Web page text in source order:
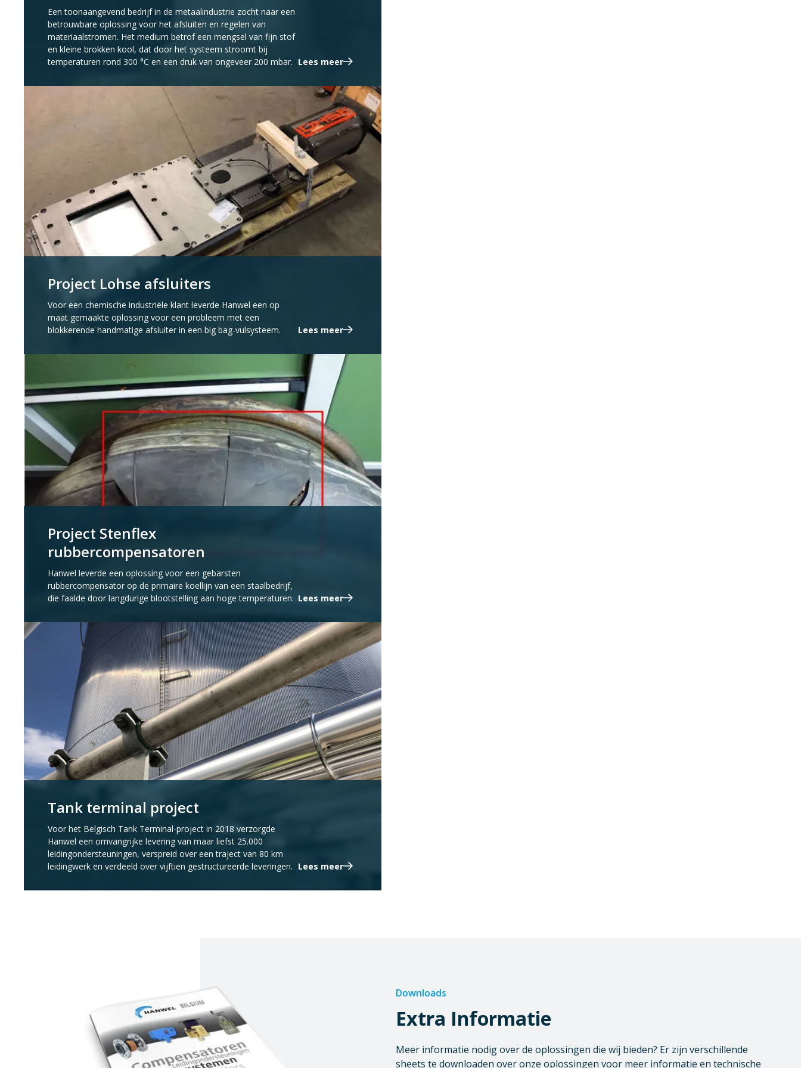
Een toonaangevend bedrijf in de metaalindustrie zocht naar een
betrouwbare oplossing voor het afsluiten en regelen van
materiaalstromen. Het medium betrof een mengsel van fijn stof
en kleine brokken kool, dat door het systeem stroomt bij
temperaturen rond 300 °C en een druk van ongeveer 200 mbar. Lees meer
Project Lohse afsluiters
Voor een chemische industriële klant leverde Hanwel een op
maat gemaakte oplossing voor een probleem met een
blokkerende handmatige afsluiter in een big bag-vulsysteem.
Lees meer
Project Stenflex
rubbercompensatoren
Hanwel leverde een oplossing voor een gebarsten
rubbercompensator op de primaire koellijn van een staalbedrijf,
die faalde door langdurige blootstelling aan hoge temperaturen. Lees meer
Tank terminal project
Voor het Belgisch Tank Terminal-project in 2018 verzorgde
Hanwel een omvangrijke levering van maar liefst 25.000
leidingondersteuningen, verspreid over een traject van 80 km
leidingwerk en verdeeld over vijftien gestructureerde leveringen. Lees meer
Downloads
Extra Informatie
Meer informatie nodig over de oplossingen die wij bieden? Er zijn verschillende
sheets te downloaden over onze oplossingen voor meer informatie en technische